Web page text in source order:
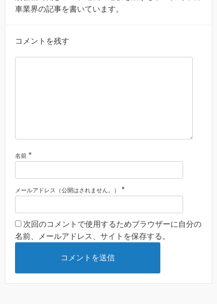
車業界の記事を書いています。
コメントを残す
名前 *
メールアドレス（公開はされません。） *
次回のコメントで使用するためブラウザーに自分の
名前、メールアドレス、サイトを保存する。